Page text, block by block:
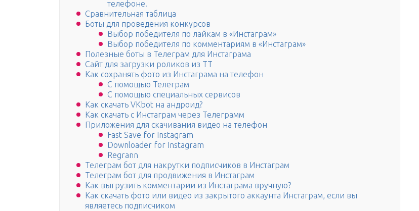
телефоне.
Сравнительная таблица
Боты для проведения конкурсов
Выбор победителя по лайкам в «Инстаграм»
Выбор победителя по комментариям в «Инстаграм»
Полезные боты в Телеграм для Инстаграма
Сайт для загрузки роликов из TT
Как сохранять фото из Инстаграма на телефон
С помощью Телеграм
С помощью специальных сервисов
Как скачать VKbot на андроид?
Как скачать с Инстаграм через Телеграмм
Приложения для скачивания видео на телефон
Fast Save for Instagram
Downloader for Instagram
Regrann
Телеграм бот для накрутки подписчиков в Инстаграм
Телеграм бот для продвижения в Инстаграм
Как выгрузить комментарии из Инстаграма вручную?
Как скачать фото или видео из закрытого аккаунта Инстаграм, если вы
являетесь подписчиком